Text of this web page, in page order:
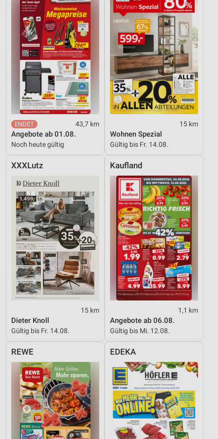
43,7 km
Angebote ab 01.08.
Noch heute gültig
15 km
Wohnen Spezial
Gültig bis Fr. 14.08.
XXXLutz
15 km
Dieter Knoll
Gültig bis Fr. 14.08.
Kaufland
1,1 km
Angebote ab 06.08.
Gültig bis Mi. 12.08.
REWE EDEKA